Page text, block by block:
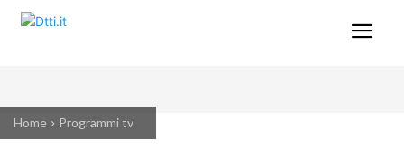
Home Programmi tv